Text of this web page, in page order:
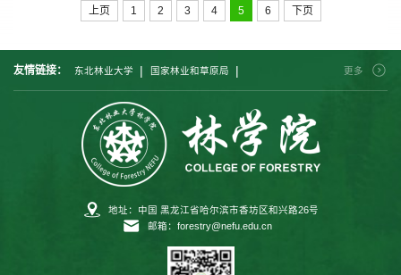
上页 1 2 3 4 5 6 下页
友情链接： 东北林业大学 | 国家林业和草原局 |
中国林业科学研究院 | 北京林业大学 | 南京林业大学 |
中南林业科技大学 西北农林科技大学
| 内蒙古农业大学
更多
地址：中国 黑龙江省哈尔滨市香坊区和兴路26号
邮箱：forestry@nefu.edu.cn